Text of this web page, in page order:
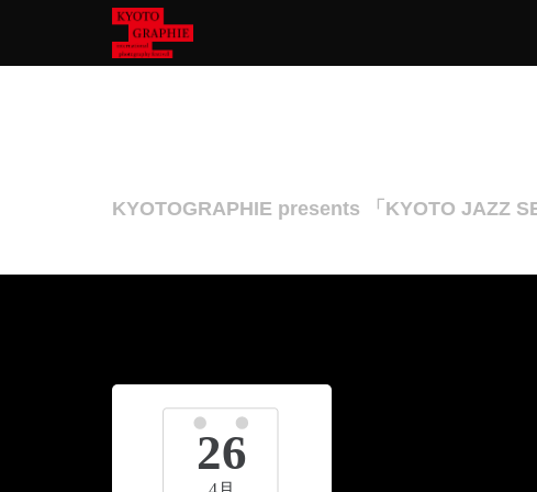
KYOTOGRAPHIE presents 「KYOTO JAZZ
26